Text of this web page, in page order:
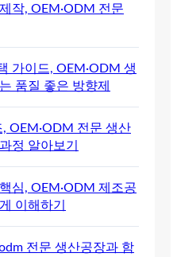
작, OEM·ODM 전문
가이드, OEM·ODM 생
품질 좋은 방향제
OEM·ODM 전문 생산
정 알아보기
심, OEM·ODM 제조공
이해하기
전문 생산공장과 함